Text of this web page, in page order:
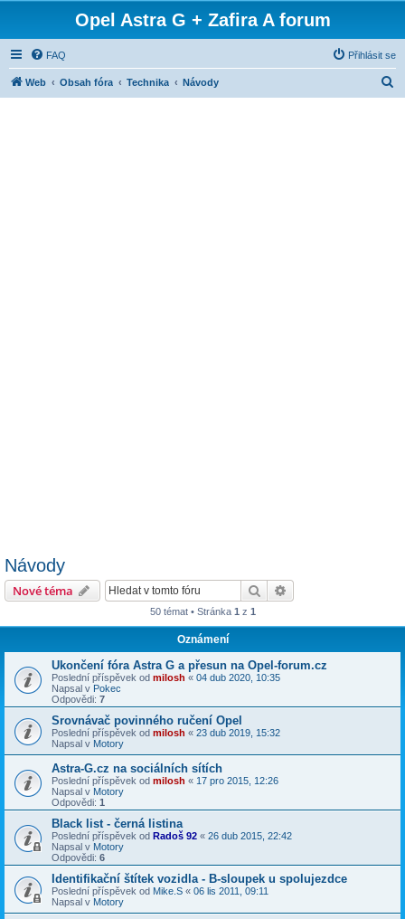
Opel Astra G + Zafira A forum
FAQ Přihlásit se
Web Obsah fóra Technika Návody
Návody
Nové téma Hledat
50 témat • Stránka 1 z 1
Oznámení
Ukončení fóra Astra G a přesun na Opel-forum.cz
Poslední příspěvek od milosh « 04 dub 2020, 10:35
Napsal v Pokec
Odpovědi: 7
Srovnávač povinného ručení Opel
Poslední příspěvek od milosh « 23 dub 2019, 15:32
Napsal v Motory
Astra-G.cz na sociálních sítích
Poslední příspěvek od milosh « 17 pro 2015, 12:26
Napsal v Motory
Odpovědi: 1
Black list - černá listina
Poslední příspěvek od Radoš 92 « 26 dub 2015, 22:42
Napsal v Motory
Odpovědi: 6
Identifikační štítek vozidla - B-sloupek u spolujezdce
Poslední příspěvek od Mike.S « 06 lis 2011, 09:11
Napsal v Motory